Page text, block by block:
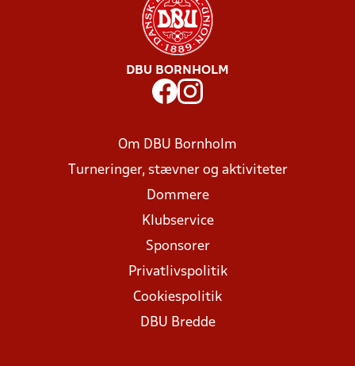
DBU BORNHOLM
Om DBU Bornholm
Turneringer, stævner og aktiviteter
Dommere
Klubservice
Sponsorer
Privatlivspolitik
Cookiespolitik
DBU Bredde